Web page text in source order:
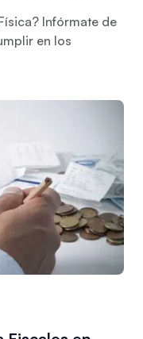
Infórmate de
en los